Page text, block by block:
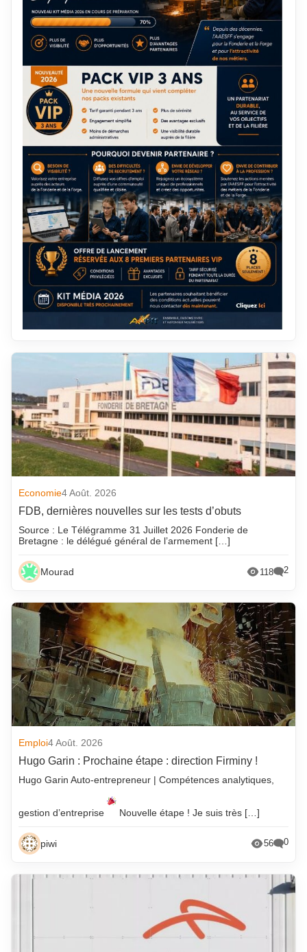
Economie4 Août. 2026
FDB, dernières nouvelles sur les tests d’obuts
Source : Le Télégramme 31 Juillet 2026 Fonderie de
Bretagne : le délégué général de l’armement […]
Mourad 118 2
Emploi4 Août. 2026
Hugo Garin : Prochaine étape : direction Firminy !
Hugo Garin Auto-entrepreneur | Compétences analytiques,
gestion d’entreprise Nouvelle étape ! Je suis très […]
piwi 56 0